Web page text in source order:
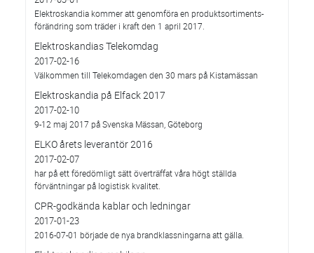
Elektroskandia kommer att genomföra en produktsortiments-
förändring som träder i kraft den 1 april 2017.
Elektroskandias Telekomdag
2017-02-16
Välkommen till Telekomdagen den 30 mars på Kistamässan
Elektroskandia på Elfack 2017
2017-02-10
9-12 maj 2017 på Svenska Mässan, Göteborg
ELKO årets leverantör 2016
2017-02-07
har på ett föredömligt sätt överträffat våra högt ställda
förväntningar på logistisk kvalitet.
CPR-godkända kablar och ledningar
2017-01-23
2016-07-01 började de nya brandklassningarna att gälla.